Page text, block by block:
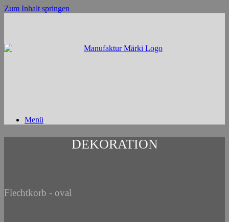
Zum Inhalt springen
Menü
DEKORATION
Flechtkorb - oval